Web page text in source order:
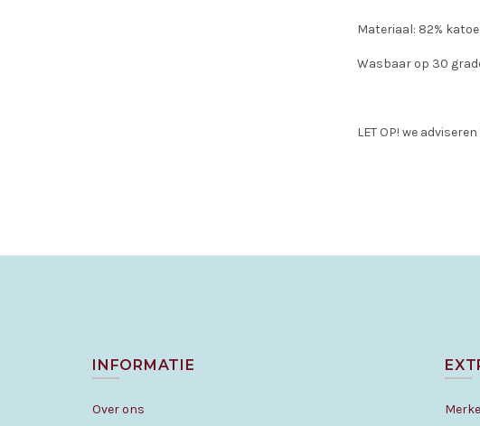
Materiaal: 82%
Wasbaar op 30
LET OP! we
INFORMATIE
Over ons